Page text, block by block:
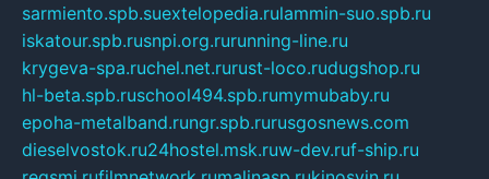
sarmiento.spb.suextelopedia.rulammin-suo.spb.ru
iskatour.spb.rusnpi.org.rurunning-line.ru
krygeva-spa.ruchel.net.rurust-loco.rudugshop.ru
hl-beta.spb.ruschool494.spb.rumymubaby.ru
epoha-metalband.rungr.spb.rurusgosnews.com
dieselvostok.ru24hostel.msk.ruw-dev.ruf-ship.ru